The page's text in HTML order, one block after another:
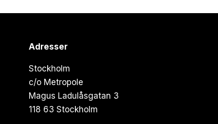
Adresser
Stockholm
c/o Metropole
Magus Ladulåsgatan 3
118 63 Stockholm